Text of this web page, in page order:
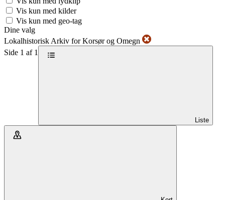
Vis kun med kilder
Vis kun med geo-tag
Dine valg
Lokalhistorisk Arkiv for Korsør og Omegn
Side 1 af 1
Liste